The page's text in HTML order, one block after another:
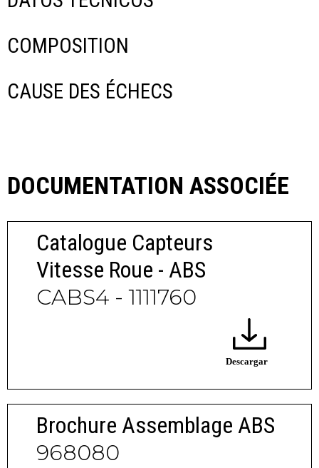
COMPOSITION
CAUSE DES ÉCHECS
DOCUMENTATION ASSOCIÉE
Catalogue Capteurs
Vitesse Roue - ABS
CABS4 - 1111760
Brochure Assemblage ABS
968080